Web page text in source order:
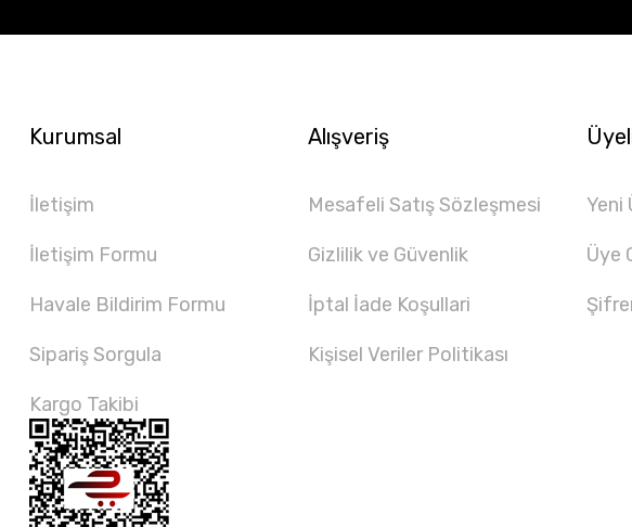
Kurumsal
İletişim
İletişim Formu
Havale Bildirim Formu
Sipariş Sorgula
Kargo Takibi
Alışveriş
Mesafeli Satış Sözleşmesi
Gizlilik ve Güvenlik
İptal İade Koşullari
Kişisel Veriler Politikası
Yeni
Üye